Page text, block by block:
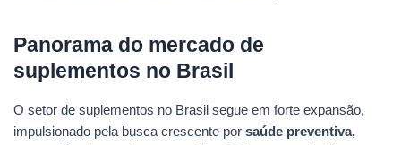
Panorama do mercado de
suplementos no Brasil
O setor de suplementos no Brasil segue em forte expansão,
impulsionado pela busca crescente por saúde preventiva,